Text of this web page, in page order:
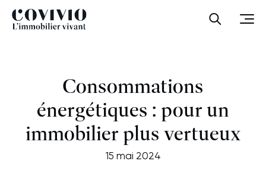
Covivio Ouvrir la
Consommations
énergétiques : pour un
immobilier plus vertueux
15 mai 2024